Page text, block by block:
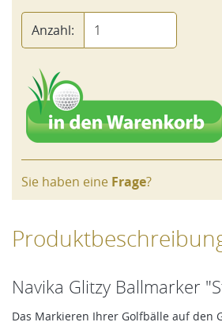
Anzahl:
Sie haben eine Frage?
Navika Glitzy Ballmarker
Das Markieren Ihrer Golfbälle auf den